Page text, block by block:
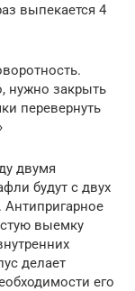
выпекается 4
нужно закрыть
перевернуть
двумя
будут с двух
выемку
делает
его